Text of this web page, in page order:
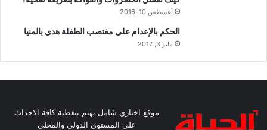
أغسطس 10, 2016
الحكم بالإعدام على مغتصب الطفلة هدى بالمنيا
مايو 3, 2017
موقع اخباري شامل يهتم بتغطية كافة الاحداث
على المستوى الدولي والمحلي